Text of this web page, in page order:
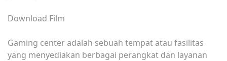
Download Film
Gaming center adalah sebuah tempat atau fasilitas
yang menyediakan berbagai perangkat dan layanan